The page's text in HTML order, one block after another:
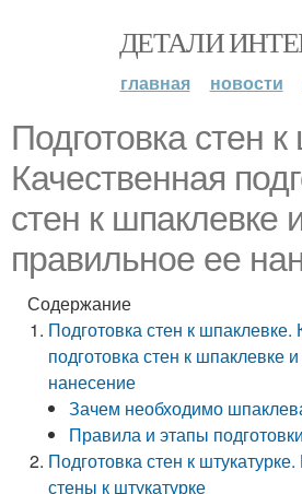
ДЕТАЛИ
главная новости
Подготовка стен
Качественная
стен к шпаклевке
правильное ее
Содержание
Подготовка стен к шпаклевке.
подготовка стен к шпаклевке
нанесение
Зачем необходимо
Правила и этапы
Подготовка стен к
стены к штукатурке